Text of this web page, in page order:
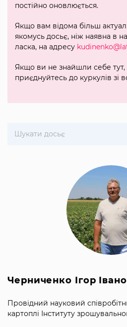
Черниченко Ігор
Провідний науковий
картоплі Інституту
постійно оновлюється.
Якщо вам відома більш
якомусь досьє, ніж наявна в
ласка, на адресу
Якщо ви не знайшли себе тут,
приєднуйтесь до куркулів зі